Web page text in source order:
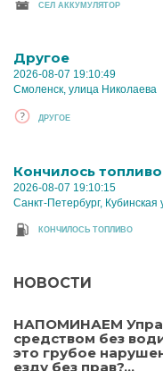
CЕЛ АККУМУЛЯТОР
Другое
2026-08-07 19:10:49
Смоленск, улица Николаева
ДРУГОЕ
Кончилось топливо
2026-08-07 19:10:15
Санкт-Петербург, Кубинская
КОНЧИЛОСЬ ТОПЛИВО
НОВОСТИ
НАПОМИНАЕМ
средством без
это грубое
езду без прав?...